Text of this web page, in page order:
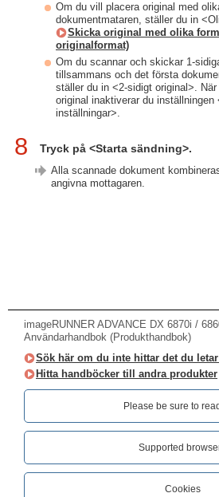
Om du vill placera original med
dokumentmataren, ställer du in
Skicka original med olika
originalformat)
Om du scannar och skickar 1-
tillsammans och det första
ställer du in <2-sidigt original>.
original inaktiverar du
inställningar>.
8 Tryck på <Starta sändning>.
Alla scannade dokument
angivna mottagaren.
imageRUNNER ADVANCE DX 6870i /
Användarhandbok (Produkthandbok)
Sök här om du inte hittar det du letar
Hitta handböcker till andra produkter
Please be sure to
Supported
Cookies